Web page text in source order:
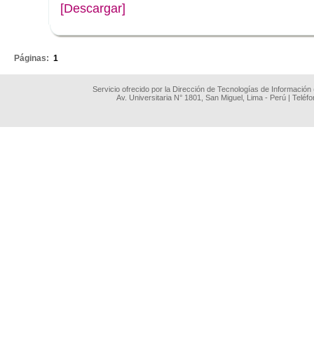
[Descargar]
Páginas: 1
Servicio ofrecido por la Dirección de Tecnologías de
Av. Universitaria N° 1801, San Miguel, Lima - Perú |